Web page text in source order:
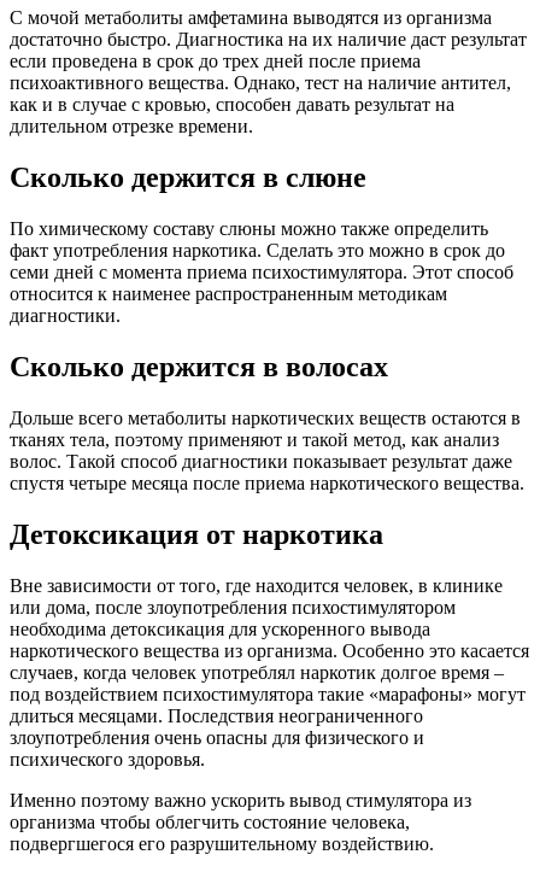
С мочой метаболиты амфетамина выводятся из организма
достаточно быстро. Диагностика на их наличие даст результат
если проведена в срок до трех дней после приема
психоактивного вещества. Однако, тест на наличие антител,
как и в случае с кровью, способен давать результат на
длительном отрезке времени.
Сколько держится в слюне
По химическому составу слюны можно также определить
факт употребления наркотика. Сделать это можно в срок до
семи дней с момента приема психостимулятора. Этот способ
относится к наименее распространенным методикам
диагностики.
Сколько держится в волосах
Дольше всего метаболиты наркотических веществ остаются в
тканях тела, поэтому применяют и такой метод, как анализ
волос. Такой способ диагностики показывает результат даже
спустя четыре месяца после приема наркотического вещества.
Детоксикация от наркотика
Вне зависимости от того, где находится человек, в клинике
или дома, после злоупотребления психостимулятором
необходима детоксикация для ускоренного вывода
наркотического вещества из организма. Особенно это касается
случаев, когда человек употреблял наркотик долгое время –
под воздействием психостимулятора такие «марафоны» могут
длиться месяцами. Последствия неограниченного
злоупотребления очень опасны для физического и
психического здоровья.
Именно поэтому важно ускорить вывод стимулятора из
организма чтобы облегчить состояние человека,
подвергшегося его разрушительному воздействию.